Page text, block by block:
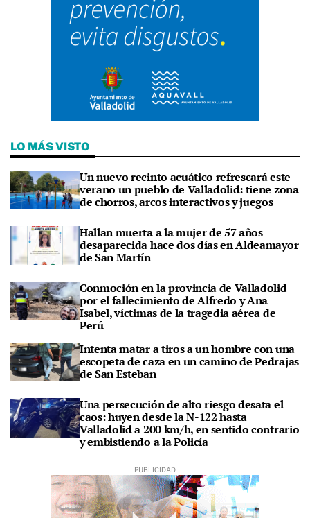
LO MÁS VISTO
Un nuevo recinto acuático refrescará este
verano un pueblo de Valladolid: tiene zona
de chorros, arcos interactivos y juegos
Hallan muerta a la mujer de 57 años
desaparecida hace dos días en Aldeamayor
de San Martín
Conmoción en la provincia de Valladolid
por el fallecimiento de Alfredo y Ana
Isabel, víctimas de la tragedia aérea de
Perú
Intenta matar a tiros a un hombre con una
escopeta de caza en un camino de Pedrajas
de San Esteban
Una persecución de alto riesgo desata el
caos: huyen desde la N-122 hasta
Valladolid a 200 km/h, en sentido contrario
y embistiendo a la Policía